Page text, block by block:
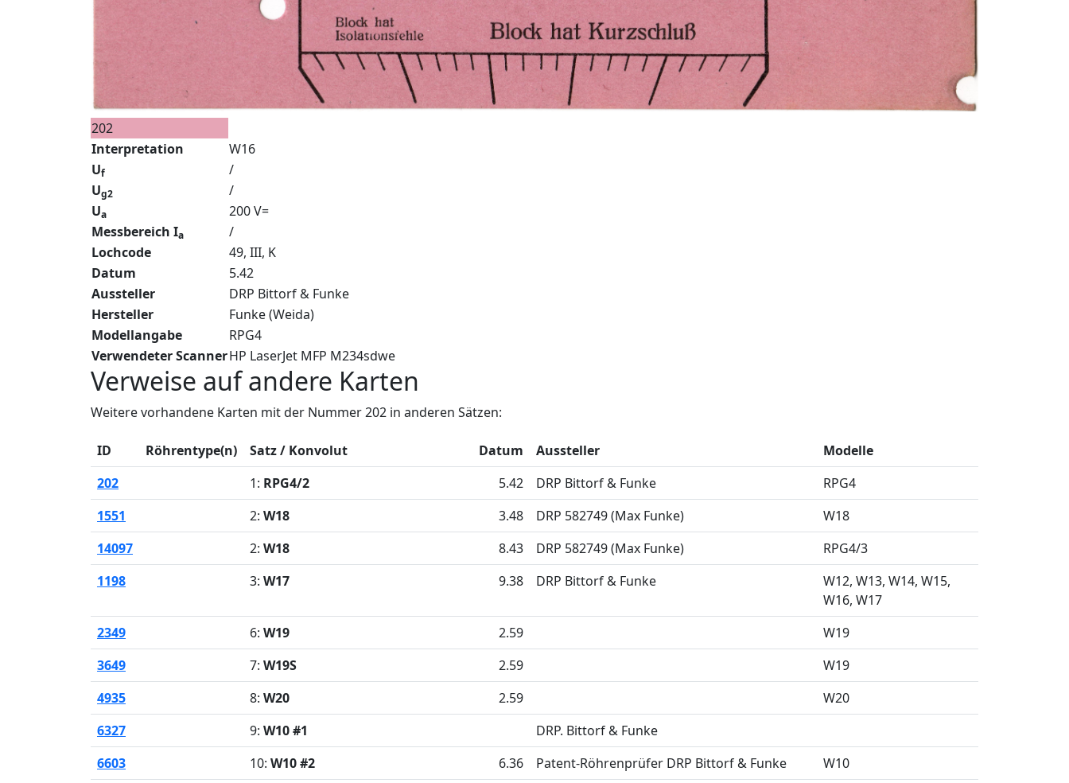
202
Interpretation
W16
Uf
/
Ug2
/
Ua
200 V=
Messbereich Ia
/
Lochcode
49, III, K
Datum
5.42
Aussteller
DRP Bittorf & Funke
Hersteller
Funke (Weida)
Modellangabe
RPG4
Verwendeter ScannerHP LaserJet MFP M234sdwe
Verweise auf andere Karten
Weitere vorhandene Karten mit der Nummer 202 in anderen Sätzen:
ID Röhrentype(n) Satz / Konvolut Datum Aussteller
Modelle
202
1: RPG4/2 5.42 DRP Bittorf & Funke
RPG4
1551
2: W18 3.48 DRP 582749 (Max Funke)
W18
14097
2: W18 8.43 DRP 582749 (Max Funke)
RPG4/3
1198
3: W17 9.38 DRP Bittorf & Funke W12 W13 W14 W15
W16 W17
2349
6: W19 2.59
W19
3649
7: W19S 2.59
W19
4935
8: W20 2.59
W20
6327
9: W10 #1
DRP. Bittorf & Funke
6603
10: W10 #2 6.36 Patent-Röhrenprüfer DRP Bittorf & Funke
W10